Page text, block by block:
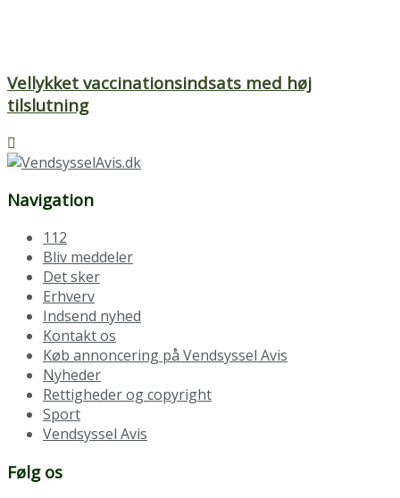
Vellykket vaccinationsindsats med høj
tilslutning
Navigation
112
Bliv meddeler
Det sker
Erhverv
Indsend nyhed
Kontakt os
Køb annoncering på Vendsyssel Avis
Nyheder
Rettigheder og copyright
Sport
Vendsyssel Avis
Følg os